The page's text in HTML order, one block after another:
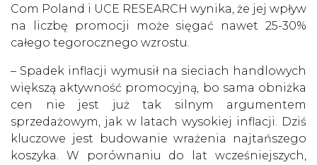
Com Poland i UCE RESEARCH wynika, że jej wpływ
na liczbę promocji może sięgać nawet 25-30%
całego tegorocznego wzrostu.
– Spadek inflacji wymusił na sieciach handlowych
większą aktywność promocyjną, bo sama obniżka
cen nie jest już tak silnym argumentem
sprzedażowym, jak w latach wysokiej inflacji. Dziś
kluczowe jest budowanie wrażenia najtańszego
koszyka. W porównaniu do lat wcześniejszych,